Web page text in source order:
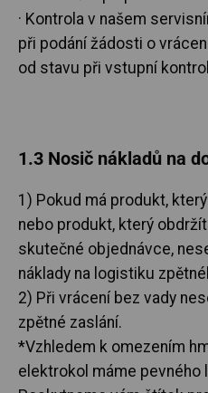
· Kontrola v našem
při podání žádosti o
od stavu při vstupní
1.3 Nosič nákladů na
1) Pokud má produkt,
nebo produkt, který
skutečné objednávce,
náklady na logistiku
2) Při vrácení bez vady
zpětné zaslání.
*Vzhledem k omezením
elektrokol máme pevného